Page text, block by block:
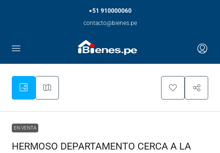
+51 910000060
contacto@bienes.pe
EN VENTA
HERMOSO DEPARTAMENTO CERCA A LA